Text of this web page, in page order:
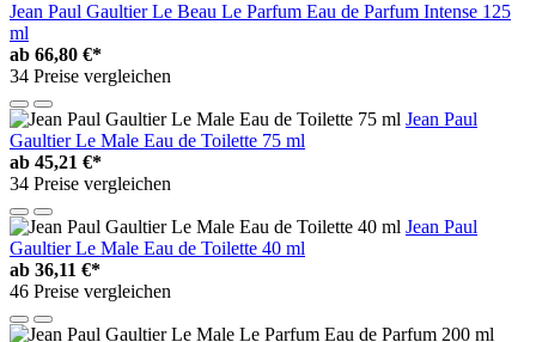
Jean Paul Gaultier Le Beau Le Parfum Eau de Parfum Intense 125
ml
ab 66,80 €*
34 Preise vergleichen
Jean Paul
Gaultier Le Male Eau de Toilette 75 ml
ab 45,21 €*
34 Preise vergleichen
Jean Paul
Gaultier Le Male Eau de Toilette 40 ml
ab 36,11 €*
46 Preise vergleichen